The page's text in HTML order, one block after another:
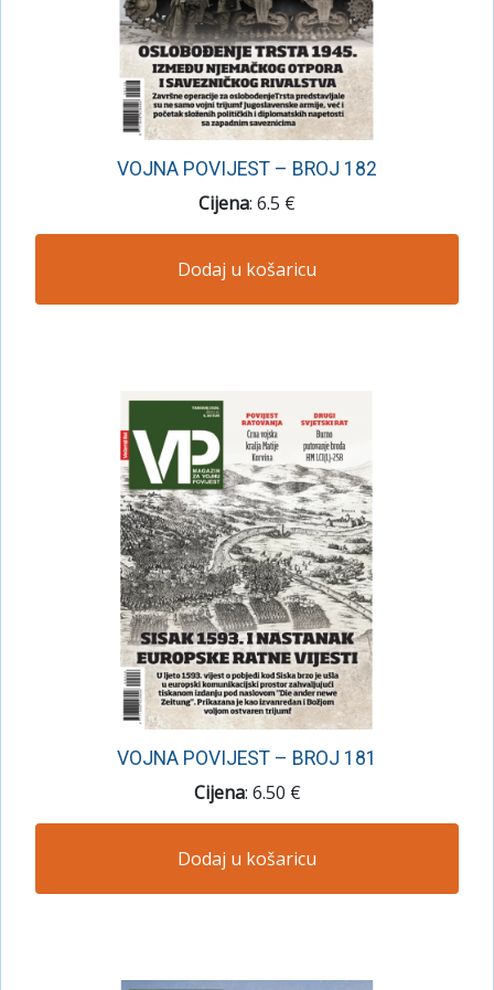
VOJNA POVIJEST – BROJ 182
Cijena: 6.5 €
Dodaj u košaricu
VOJNA POVIJEST – BROJ 181
Cijena: 6.50 €
Dodaj u košaricu